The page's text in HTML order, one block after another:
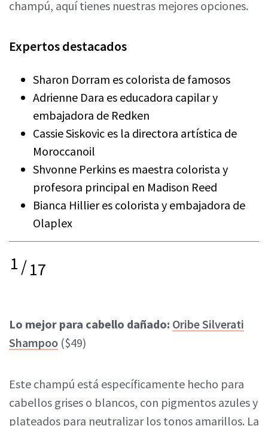
champú, aquí tienes nuestras mejores opciones.
Expertos destacados
Sharon Dorram es colorista de famosos
Adrienne Dara es educadora capilar y
embajadora de Redken
Cassie Siskovic es la directora artística de
Moroccanoil
Shvonne Perkins es maestra colorista y
profesora principal en Madison Reed
Bianca Hillier es colorista y embajadora de
Olaplex
1/17
Lo mejor para cabello dañado: Oribe Silverati
Shampoo ($49)
Este champú está específicamente hecho para
cabellos grises o blancos, con pigmentos azules y
plateados para neutralizar los tonos amarillos. La